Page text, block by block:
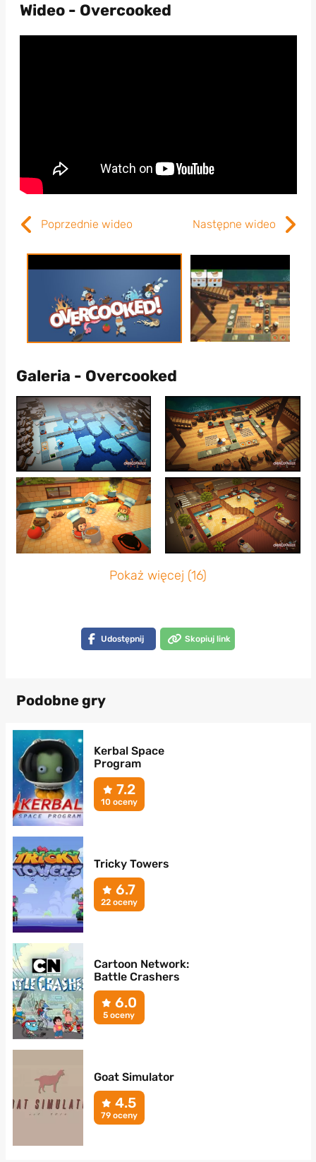
Wideo - Overcooked
Poprzednie wideo Następne wideo
Galeria - Overcooked
Pokaż więcej (16)
Udostępnij Skopiuj link
Podobne gry
Kerbal Space
Program
7.2
10 oceny
Tricky Towers
6.7
22 oceny
Cartoon Network:
Battle Crashers
6.0
5 oceny
Goat Simulator
4.5
79 oceny